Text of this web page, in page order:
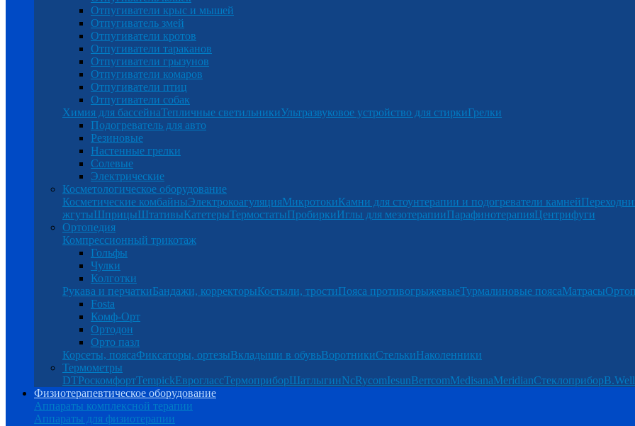
Отпугиватели крыс и мышей
Отпугиватель змей
Отпугиватели кротов
Отпугиватели тараканов
Отпугиватели грызунов
Отпугиватели комаров
Отпугиватели птиц
Отпугиватели собак
Химия для бассейнаТепличные светильникиУльтразвуковое устройство для стиркиГрелки
Подогреватель для авто
Резиновые
Настенные грелки
Солевые
Электрические
Косметологическое оборудование
Косметические комбайныЭлектрокоагуляцияМикротокиКамни для стоунтерапии и подогреватели камней
жгутыШприцыШтативыКатетерыТермостатыПробиркиИглы для мезотерапииПарафинотерапияЦентрифуги
Ортопедия
Компрессионный трикотаж
Гольфы
Чулки
Колготки
Рукава и перчаткиБандажи, корректорыКостыли, тростиПояса противогрыжевыеТурмалиновые поясаМатрасы
Fosta
Комф-Орт
Ортодон
Орто пазл
Корсеты, поясаФиксаторы, ортезыВкладыши в обувьВоротникиСтелькиНаколенники
Термометры
DTРоскомфортTempickЕвроглассТермоприборШатлыгинNcRycomIesunBerrcomMedisanaMeridianСтеклоприборB.Well
Физиотерапевтическое оборудование
Аппараты комплексной терапии
Аппараты для физиотерапии